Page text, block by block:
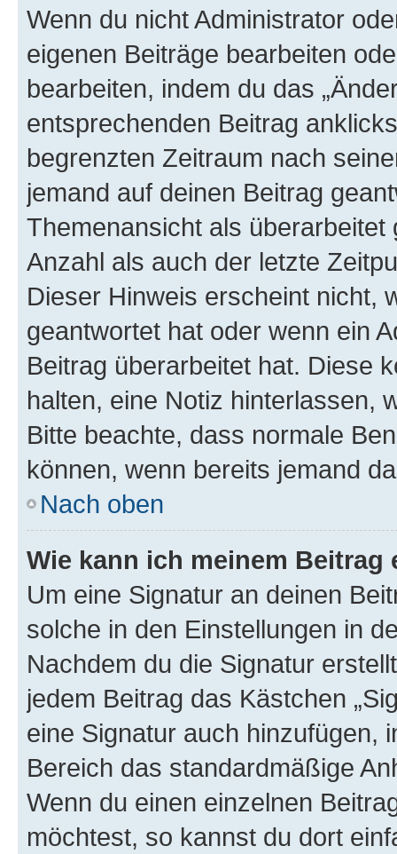
Wenn du nicht Administrator
eigenen Beiträge bearbeiten
bearbeiten, indem du das
entsprechenden Beitrag
begrenzten Zeitraum nach
jemand auf deinen Beitrag
Themenansicht als
Anzahl als auch der letzte
Dieser Hinweis erscheint nicht,
geantwortet hat oder wenn ein
Beitrag überarbeitet hat. Diese
halten, eine Notiz hinterlassen,
Bitte beachte, dass normale
können, wenn bereits jemand
Nach oben
Wie kann ich meinem
Um eine Signatur an deinen
solche in den Einstellungen in
Nachdem du die Signatur
jedem Beitrag das Kästchen
eine Signatur auch hinzufügen,
Bereich das standardmäßige
Wenn du einen einzelnen
möchtest, so kannst du dort